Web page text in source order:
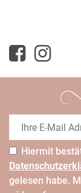
Hiermit
gelesen habe.